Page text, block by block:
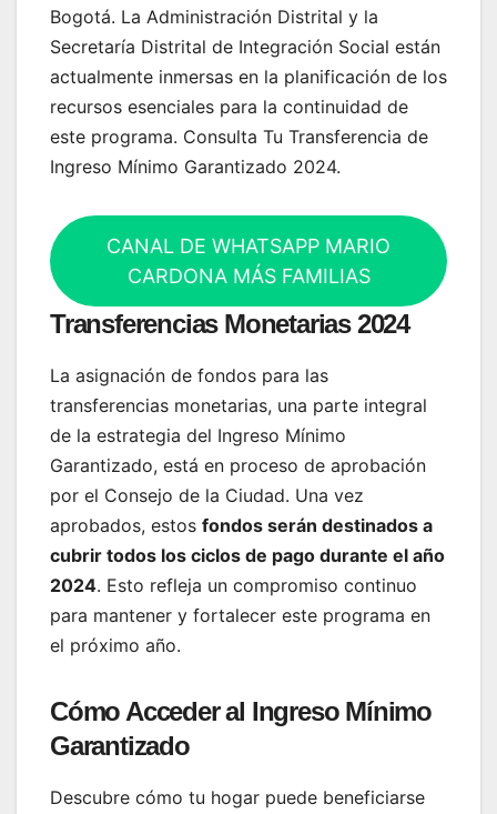
Bogotá. La Administración Distrital y la
Secretaría Distrital de Integración Social están
actualmente inmersas en la planificación de los
recursos esenciales para la continuidad de
este programa. Consulta Tu Transferencia de
Ingreso Mínimo Garantizado 2024.
CANAL DE WHATSAPP MARIO
CARDONA MÁS FAMILIAS
Transferencias Monetarias 2024
La asignación de fondos para las
transferencias monetarias, una parte integral
de la estrategia del Ingreso Mínimo
Garantizado, está en proceso de aprobación
por el Consejo de la Ciudad. Una vez
aprobados, estos fondos serán destinados a
cubrir todos los ciclos de pago durante el año
2024. Esto refleja un compromiso continuo
para mantener y fortalecer este programa en
el próximo año.
Cómo Acceder al Ingreso Mínimo
Garantizado
Descubre cómo tu hogar puede beneficiarse